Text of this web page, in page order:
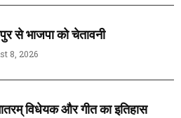
से भाजपा को चेतावनी
8, 2026
विधेयक और गीत का इतिहास